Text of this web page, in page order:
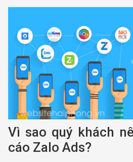
Vì sao quý khách
cáo Zalo Ads?